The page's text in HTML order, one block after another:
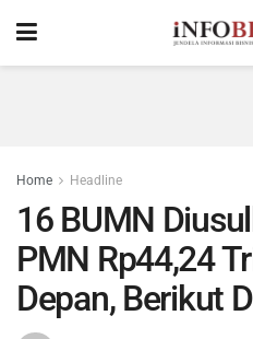
Home Headline
16 BUMN
PMN Rp44,24
Depan, Berikut